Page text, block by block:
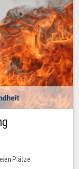
Plätze